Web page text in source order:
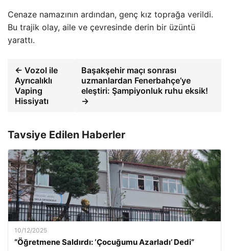
Cenaze namazının ardından, genç kız toprağa verildi.
Bu trajik olay, aile ve çevresinde derin bir üzüntü
yarattı.
← Vozol ile
Ayrıcalıklı
Vaping
Hissiyatı
Başakşehir maçı sonrası
uzmanlardan Fenerbahçe’ye
eleştiri: Şampiyonluk ruhu eksik!
→
Tavsiye Edilen Haberler
10/12/2025
“Öğretmene Saldırdı: ‘Çocuğumu Azarladı’ Dedi”